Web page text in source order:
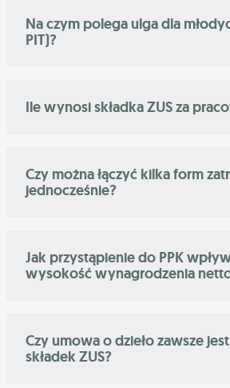
Na czym polega ulga dla
PIT)?
Ile wynosi składka ZUS za
Czy można łączyć kilka form
jednocześnie?
Jak przystąpienie do PPK
wysokość wynagrodzenia
Czy umowa o dzieło zawsze
składek ZUS?